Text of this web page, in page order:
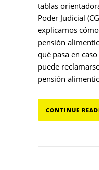
tablas
Poder Judicial
explicamos
pensión
qué pasa en
puede
pensión
CONTINUE